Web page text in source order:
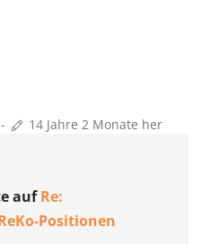
-
14 Jahre 2 Monate her
aufRe:
Positionen